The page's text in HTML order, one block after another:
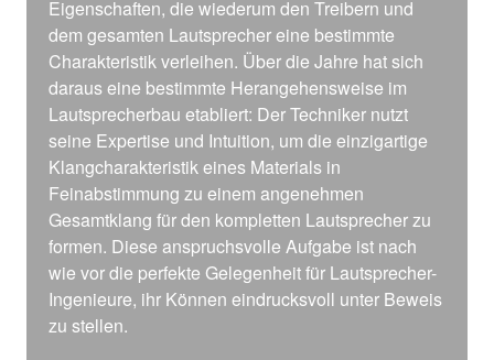
Eigenschaften, die wiederum den Treibern und
dem gesamten Lautsprecher eine bestimmte
Charakteristik verleihen. Über die Jahre hat sich
daraus eine bestimmte Herangehensweise im
Lautsprecherbau etabliert: Der Techniker nutzt
seine Expertise und Intuition, um die einzigartige
Klangcharakteristik eines Materials in
Feinabstimmung zu einem angenehmen
Gesamtklang für den kompletten Lautsprecher zu
formen. Diese anspruchsvolle Aufgabe ist nach
wie vor die perfekte Gelegenheit für Lautsprecher-
Ingenieure, ihr Können eindrucksvoll unter Beweis
zu stellen.